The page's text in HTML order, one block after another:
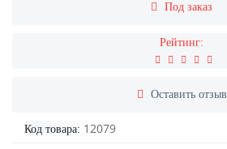
Под заказ
Рейтинг:
Оставить отзыв
Код товара: 12079